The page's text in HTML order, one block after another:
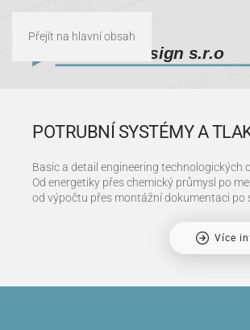
Přejít na hlavní obsah
POTRUBNÍ SYSTÉMY A
Basic a detail engineering technologických
Od energetiky přes chemický průmysl po
od výpočtu přes montážní dokumentaci po
Více